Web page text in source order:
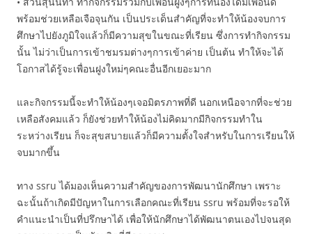
พร้อมช่วยเหลือเจือจุนกัน เป็นประเด็นสำคัญที่จะทำให้น้องจบการ
ศึกษาไปยังภูมิใจแล้วก็มีความสุขในขณะที่เรียน ซึ่งการทำกิจกรรม
นั้น ไม่ว่าเป็นการเข้าชมรมต่างๆการเข้าค่าย เป็นต้น ทำให้จะได้
โอกาสได้รู้จะเพื่อนฝูงใหม่ๆคณะอื่นอีกเยอะมาก
และกิจกรรมนี้จะทำให้น้องๆเจอมิตรภาพที่ดี นอกเหนือจากที่จะช่วย
เหลือสังคมแล้ว ก็ยังช่วยทำให้น้องไม่คิดมากมีกิจกรรมทำใน
ระหว่างเรียน ก็จะสุขสบายแล้วก็มีความตั้งใจสำหรับในการเรียนให้
จบมากขึ้น
ทาง ssru ได้มองเห็นความสำคัญของการพัฒนานักศึกษา เพราะ
ฉะนั้นถ้าเกิดมีปัญหาในการเลือกคณะที่เรียน ssru พร้อมที่จะรอให้
คำแนะนำเป็นที่ปรึกษาได้ เพื่อให้นักศึกษาได้พัฒนาตนเองไปจนสุด